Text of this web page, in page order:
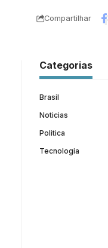
Compartilhar
Categorias
Brasil
Noticias
Politica
Tecnologia